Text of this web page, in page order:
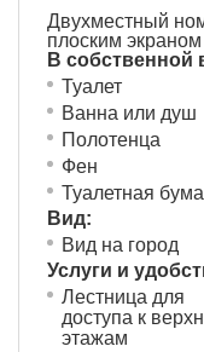
Двухместный
плоским
В собственной
Туалет
Ванна или душ
Полотенца
Фен
Туалетная
Вид:
Вид на город
Услуги и
Лестница для
доступа к
этажам